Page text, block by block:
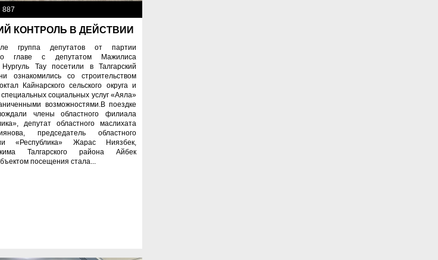
887
КОНТРОЛЬ В ДЕЙСТВИИ
группа депутатов от партии
главе с депутатом Мажилиса
Тау посетили в Талгарский
ознакомились со строительством
Кайнарского сельского округа и
социальных услуг «Аяла»
возможностями.В поездке
члены областного филиала
депутат областного маслихата
председатель областного
«Республика» Жарас Ниязбек,
Талгарского района Айбек
посещения стала...